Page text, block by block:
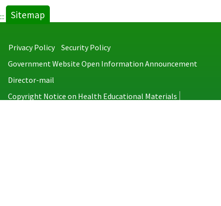
::: Sitemap
Privacy Policy
Security Policy
Government Website Open Information Announcement
Director-mail
Copyright Notice on Health Educational Materials